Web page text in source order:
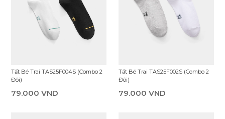
Tất Bé Trai TAS25F004S (Combo 2
Đôi)
79.000 VND
Tất Bé Trai TAS25F002S (Combo 2
Đôi)
79.000 VND